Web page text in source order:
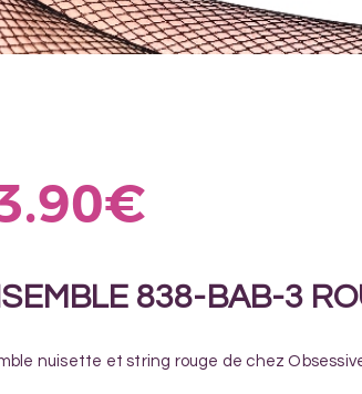
€
838-BAB-3
nuisette et string rouge de chez